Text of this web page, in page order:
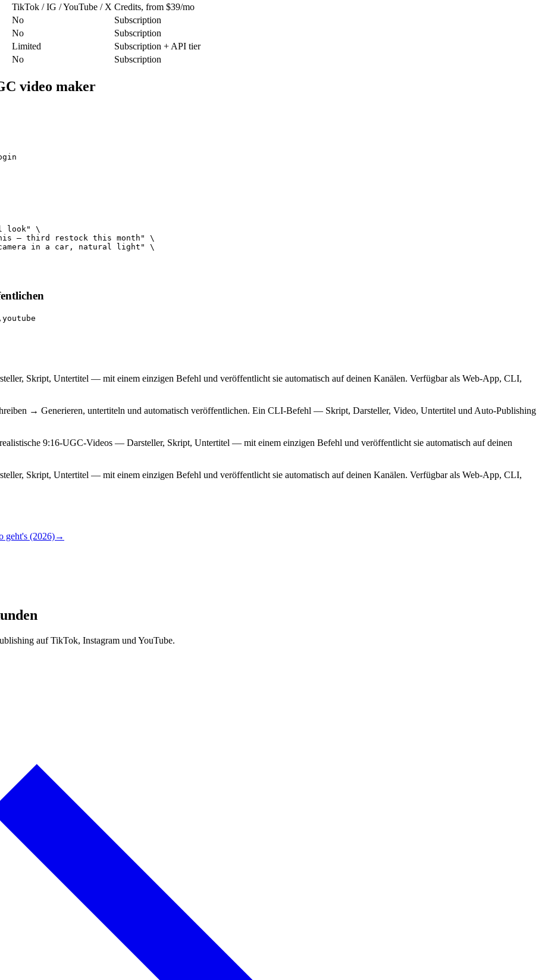
TikTok / IG / YouTube / X Credits, from $39/mo
No
Subscription
No
Subscription
Limited
Subscription + API tier
No Subscription
video maker
look" \
— third restock this month" \
in a car, natural light" \
Skript, Untertitel — mit einem einzigen Befehl und veröffentlicht sie automatisch auf deinen Kanälen. Verfügbar als Web-App, CLI,
→ Generieren, untertiteln und automatisch veröffentlichen. Ein CLI-Befehl — Skript, Darsteller, Video, Untertitel und Auto-Publishing
9:16-UGC-Videos — Darsteller, Skript, Untertitel — mit einem einzigen Befehl und veröffentlicht sie automatisch auf deinen
Skript, Untertitel — mit einem einzigen Befehl und veröffentlicht sie automatisch auf deinen Kanälen. Verfügbar als Web-App, CLI,
geht's (2026)→
auf TikTok, Instagram und YouTube.